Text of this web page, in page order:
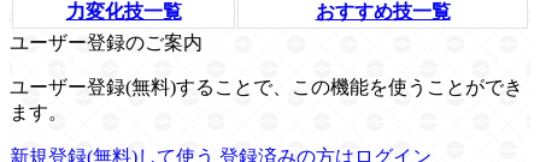
力変化技一覧
おすすめ技一覧
ユーザー登録のご案内
ユーザー登録(無料)することで、この機能を使うことができ
ます。
新規登録(無料)して使う 登録済みの方はログイン